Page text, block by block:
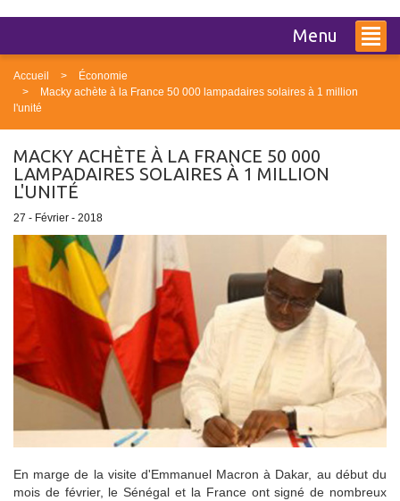
Menu
Accueil
Économie
Macky achète à la France 50 000 lampadaires solaires à 1 million
l'unité
MACKY ACHÈTE À LA FRANCE 50 000
LAMPADAIRES SOLAIRES À 1 MILLION
L'UNITÉ
27 - Février - 2018
En marge de la visite d'Emmanuel Macron à Dakar, au début du
mois de février, le Sénégal et la France ont signé de nombreux